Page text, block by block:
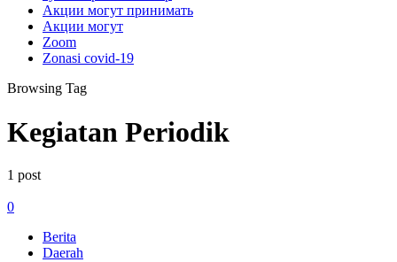
Акции могут принимать
Акции могут
Zoom
Zonasi covid-19
Browsing Tag
Kegiatan Periodik
1 post
0
Berita
Daerah